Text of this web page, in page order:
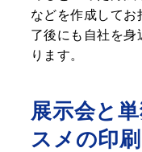
などを作成してお
了後にも自社を身
ります。
展示会と
スメの印